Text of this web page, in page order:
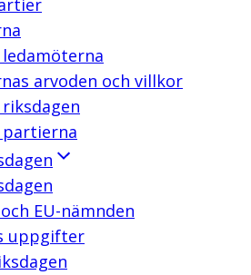
arvoden och villkor
partierna
EU-nämnden
uppgifter